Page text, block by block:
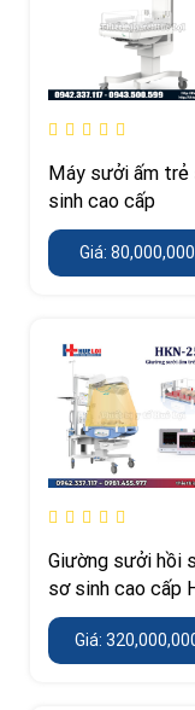
Máy sưởi ấm trẻ
sinh cao cấp
Giá:
Giường sưởi hồi
sơ sinh cao cấp
2500A-NINGBO-
DAVID
Giá: